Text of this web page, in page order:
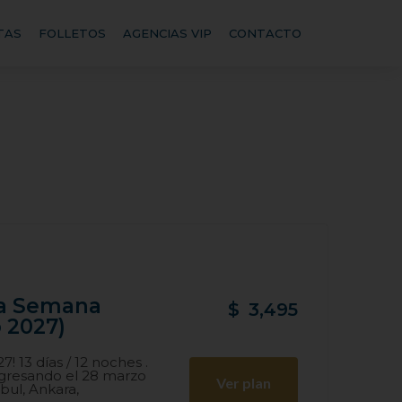
FOLLETOS AGENCIAS VIP CONTACTO
Semana
2027)
13 días / 12 noches .
el 28 marzo
Ankara,
$ 3,495
Ver plan